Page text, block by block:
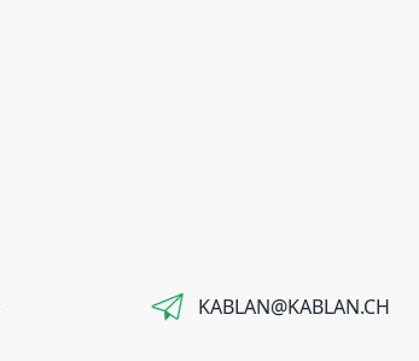
KABLAN@KABLAN.CH